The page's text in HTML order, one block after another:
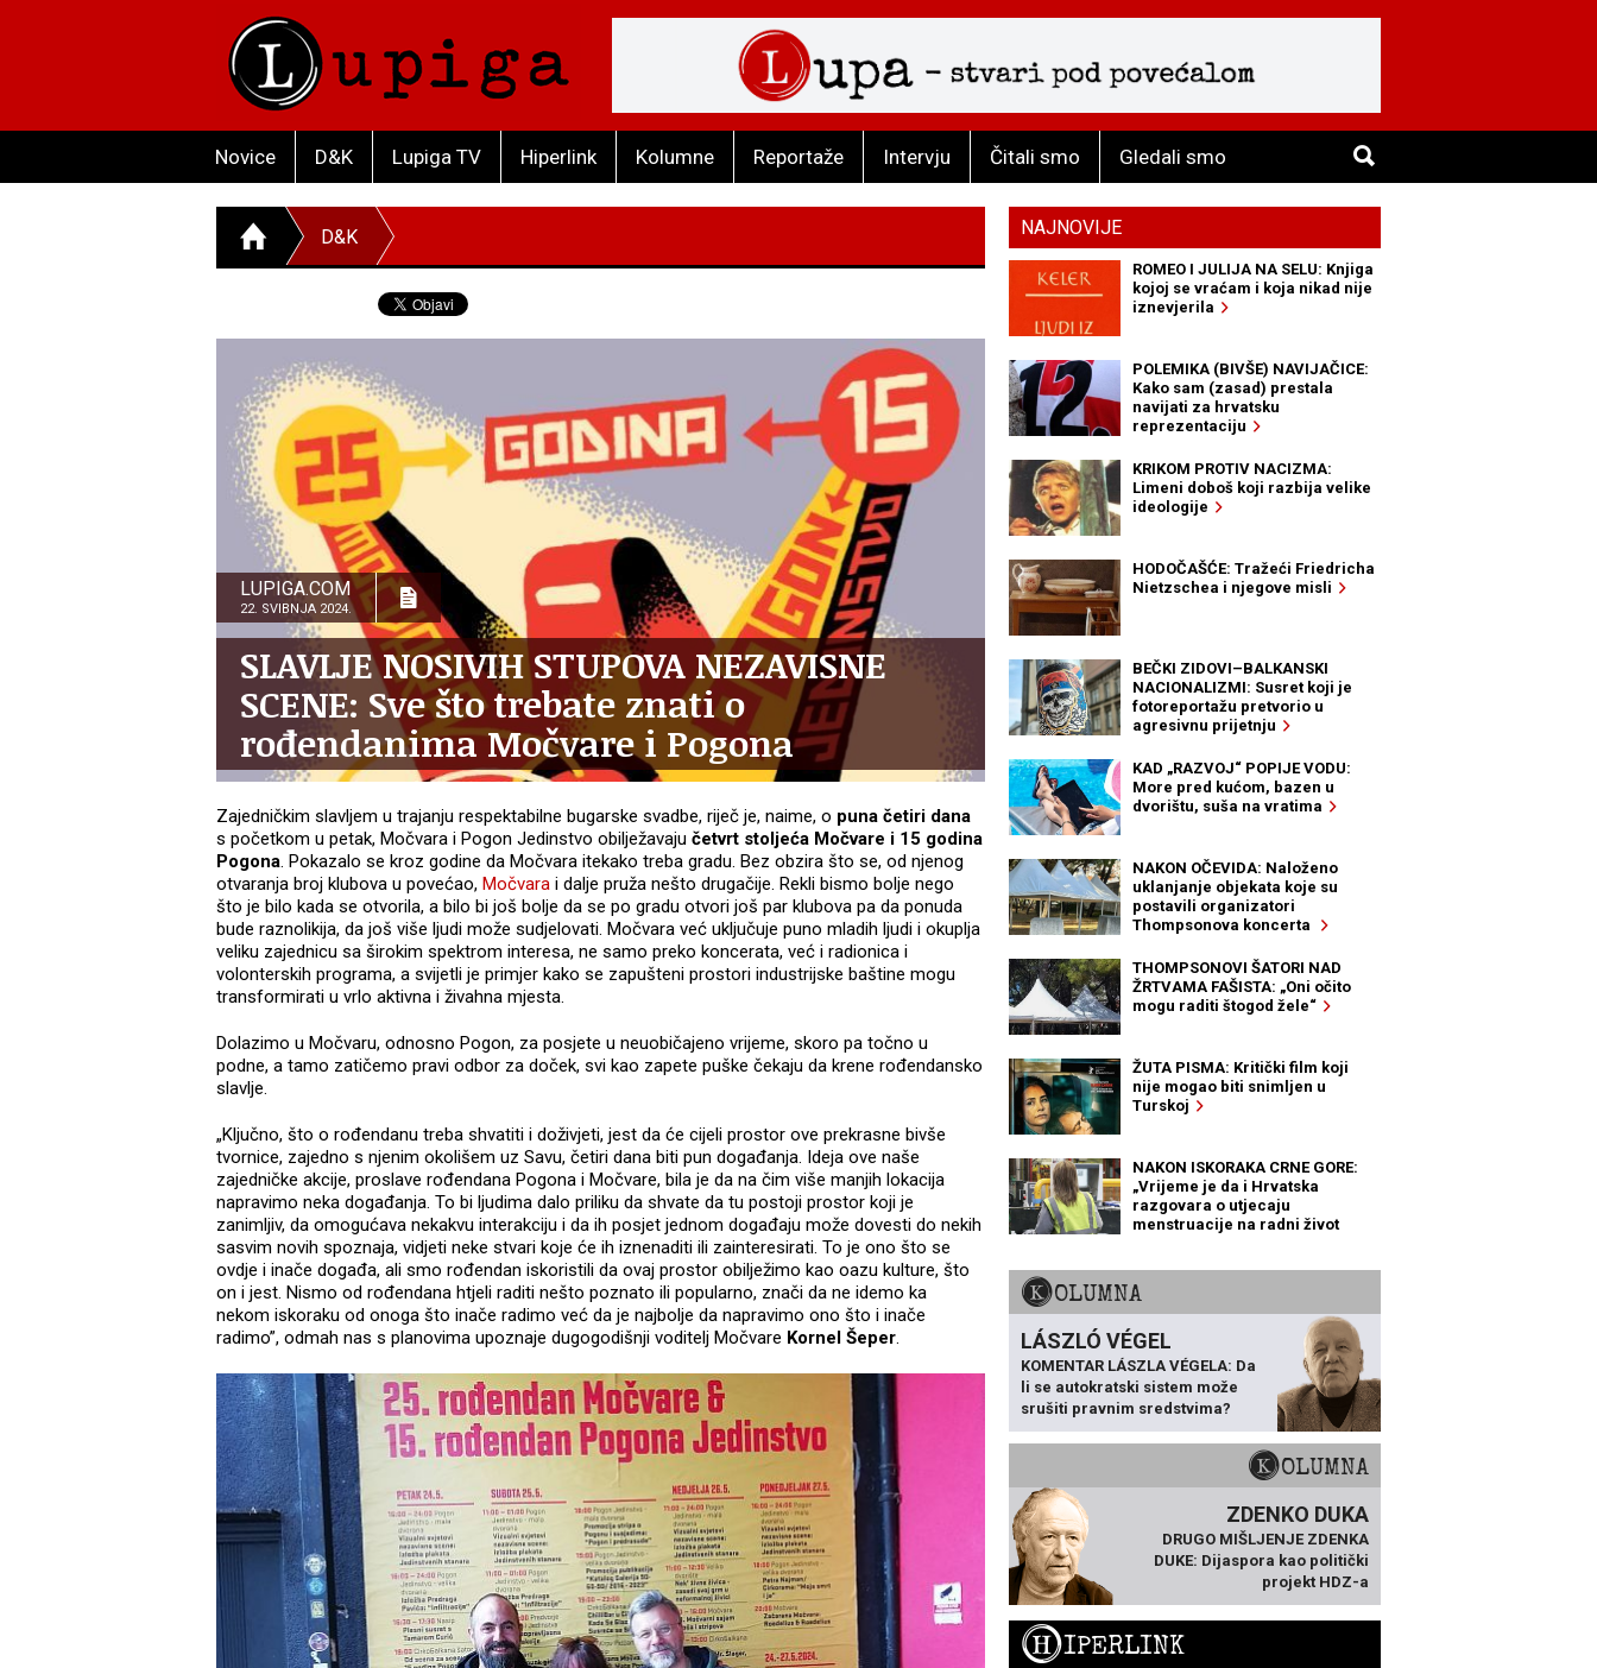
Novice D&K Lupiga TV Hiperlink Kolumne Reportaže Intervju Čitali smo Gledali smo
D&K
LUPIGA.COM
22. SVIBNJA 2024.
SLAVLJE NOSIVIH STUPOVA NEZAVISNE
SCENE: Sve što trebate znati o
rođendanima Močvare i Pogona
Zajedničkim slavljem u trajanju respektabilne bugarske svadbe, riječ je, naime, o puna četiri dana
s početkom u petak, Močvara i Pogon Jedinstvo obilježavaju četvrt stoljeća Močvare i 15 godina
Pogona. Pokazalo se kroz godine da Močvara itekako treba gradu. Bez obzira što se, od njenog
otvaranja broj klubova u povećao, Močvara i dalje pruža nešto drugačije. Rekli bismo bolje nego
što je bilo kada se otvorila, a bilo bi još bolje da se po gradu otvori još par klubova pa da ponuda
bude raznolikija, da još više ljudi može sudjelovati. Močvara već uključuje puno mladih ljudi i okuplja
veliku zajednicu sa širokim spektrom interesa, ne samo preko koncerata, već i radionica i
volonterskih programa, a svijetli je primjer kako se zapušteni prostori industrijske baštine mogu
transformirati u vrlo aktivna i živahna mjesta.
Dolazimo u Močvaru, odnosno Pogon, za posjete u neuobičajeno vrijeme, skoro pa točno u
podne, a tamo zatičemo pravi odbor za doček, svi kao zapete puške čekaju da krene rođendansko
slavlje.
„Ključno, što o rođendanu treba shvatiti i doživjeti, jest da će cijeli prostor ove prekrasne bivše
tvornice, zajedno s njenim okolišem uz Savu, četiri dana biti pun događanja. Ideja ove naše
zajedničke akcije, proslave rođendana Pogona i Močvare, bila je da na čim više manjih lokacija
napravimo neka događanja. To bi ljudima dalo priliku da shvate da tu postoji prostor koji je
zanimljiv, da omogućava nekakvu interakciju i da ih posjet jednom događaju može dovesti do nekih
sasvim novih spoznaja, vidjeti neke stvari koje će ih iznenaditi ili zainteresirati. To je ono što se
ovdje i inače događa, ali smo rođendan iskoristili da ovaj prostor obilježimo kao oazu kulture, što
on i jest. Nismo od rođendana htjeli raditi nešto poznato ili popularno, znači da ne idemo ka
nekom iskoraku od onoga što inače radimo već da je najbolje da napravimo ono što i inače
radimo”, odmah nas s planovima upoznaje dugogodišnji voditelj Močvare Kornel Šeper.
NAJNOVIJE
ROMEO I JULIJA NA SELU: Knjiga
kojoj se vraćam i koja nikad nije
iznevjerila
POLEMIKA (BIVŠE) NAVIJAČICE:
Kako sam (zasad) prestala
navijati za hrvatsku
reprezentaciju
KRIKOM PROTIV NACIZMA:
Limeni doboš koji razbija velike
ideologije
HODOČAŠĆE: Tražeći Friedricha
Nietzschea i njegove misli
BEČKI ZIDOVI–BALKANSKI
NACIONALIZMI: Susret koji je
fotoreportažu pretvorio u
agresivnu prijetnju
KAD „RAZVOJ“ POPIJE VODU:
More pred kućom, bazen u
dvorištu, suša na vratima
NAKON OČEVIDA: Naloženo
uklanjanje objekata koje su
postavili organizatori
Thompsonova koncerta
THOMPSONOVI ŠATORI NAD
ŽRTVAMA FAŠISTA: „Oni očito
mogu raditi štogod žele“
ŽUTA PISMA: Kritički film koji
nije mogao biti snimljen u
Turskoj
NAKON ISKORAKA CRNE GORE:
„Vrijeme je da i Hrvatska
razgovara o utjecaju
menstruacije na radni život
KOLUMNA
LÁSZLÓ VÉGEL
KOMENTAR LÁSZLA VÉGELA: Da
li se autokratski sistem može
srušiti pravnim sredstvima?
KOLUMNA
ZDENKO DUKA
DRUGO MIŠLJENJE ZDENKA
DUKE: Dijaspora kao politički
projekt HDZ-a
HIPERLINK